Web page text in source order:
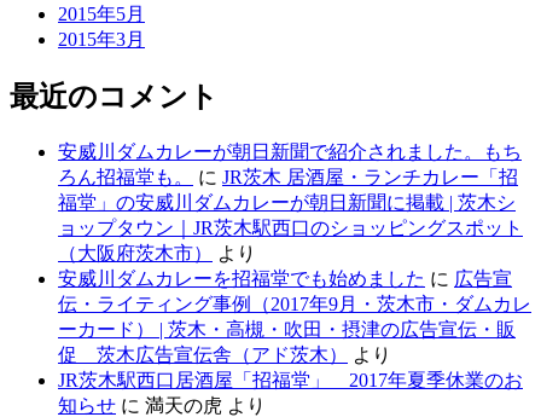
2015年5月
2015年3月
最近のコメント
安威川ダムカレーが朝日新聞で紹介されました。もち
ろん招福堂も。
に JR茨木 居酒屋・ランチカレー「招
福堂」の安威川ダムカレーが朝日新聞に掲載 | 茨木シ
ョップタウン｜JR茨木駅西口のショッピングスポット
（大阪府茨木市）
より
安威川ダムカレーを招福堂でも始めました に 広告宣
伝・ライティング事例（2017年9月・茨木市・ダムカレ
ーカード） | 茨木・高槻・吹田・摂津の広告宣伝・販
促 茨木広告宣伝舎（アド茨木）
より
JR茨木駅西口居酒屋「招福堂」 2017年夏季休業のお
知らせ に 満天の虎 より